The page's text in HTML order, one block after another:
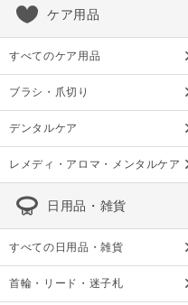
ケア用品
すべてのケア用品
ブラシ・爪切り
デンタルケア
レメディ・アロマ・メンタルケア
日用品・雑貨
すべての日用品・雑貨
首輪・リード・迷子札